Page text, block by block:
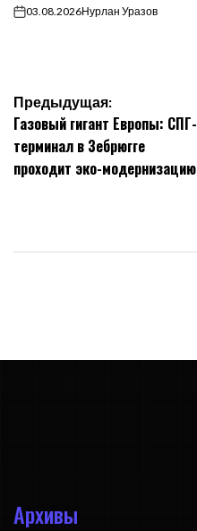
on03.08.2026Нурлан Уразов
Навигация
по
записям
Предыдущая:
Газовый гигант Европы: СПГ-
терминал в Зебрюгге
проходит эко-модернизацию
Архивы